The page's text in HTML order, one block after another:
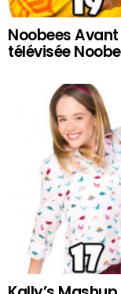
Noobees
télévisée